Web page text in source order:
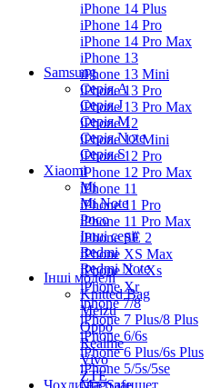
iPhone 14 Plus
iPhone 14 Pro
iPhone 14 Pro Max
iPhone 13
iPhone 13 Mini
iPhone 13 Pro
iPhone 13 Pro Max
iPhone 12
iPhone 12 Mini
iPhone 12 Pro
iPhone 12 Pro Max
iPhone 11
iPhone 11 Pro
iPhone 11 Pro Max
iPhone SE 2
iPhone XS Max
iPhone X / Xs
iPhone Xr
iphone 7/8
iPhone 7 Plus/8 Plus
iPhone 6/6s
iPhone 6 Plus/6s Plus
iPhone 5/5s/5se
MagSafe
Samsung
Серія А
Серiя J
Серiя M
Серія Note
Серія S
Xiaomi
Mi
Mi Note
Poco
Інші серії
Redmi
Redmi Note
Інші моделі
Knitted Bag
Meizu
Oppo
Realme
Vivo
ZTE
Чохли на планшет